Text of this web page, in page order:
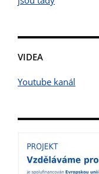
VIDEA
Youtube kanál